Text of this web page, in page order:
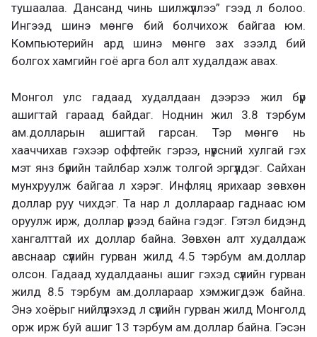
тушаалаа. Дансанд чинь шилжүүллээ” гээд л болоо.
Ингээд шинэ мөнгө бий болчихож байгаа юм.
Компьютерийн ард шинэ мөнгө зах зээлд бий
болгох хамгийн гоё арга бол алт худалдаж авах.
Монгол улс гадаад худалдаан дээрээ жил бүр
ашигтай гараад байдаг. Ноднин жил 3.8 тэрбум
ам.долларын ашигтай гарсан. Тэр мөнгө нь
хааччихав гэхээр оффтейк гэрээ, нүүрсний хулгай гэх
мэт янз бүрийн тайлбар хэлж толгой эргүүлдэг. Сайхан
мунхруулж байгаа л хэрэг. Инфляц ярихаар зөвхөн
доллар руу чихдэг. Та нар л доллараар гаднаас юм
оруулж ирж, доллар үрээд байна гэдэг. Гэтэл бидэнд
хангалттай их доллар байна. Зөвхөн алт худалдаж
авснаар сүүлийн гурван жилд 4.5 тэрбум ам.доллар
олсон. Гадаад худалдааны ашиг гэхэд сүүлийн гурван
жилд 8.5 тэрбум ам.доллараар хэмжигдэж байна.
Энэ хоёрыг нийлүүлэхэд л сүүлийн гурван жилд Монголд
орж ирж буй ашиг 13 тэрбум ам.доллар байна. Гэсэн